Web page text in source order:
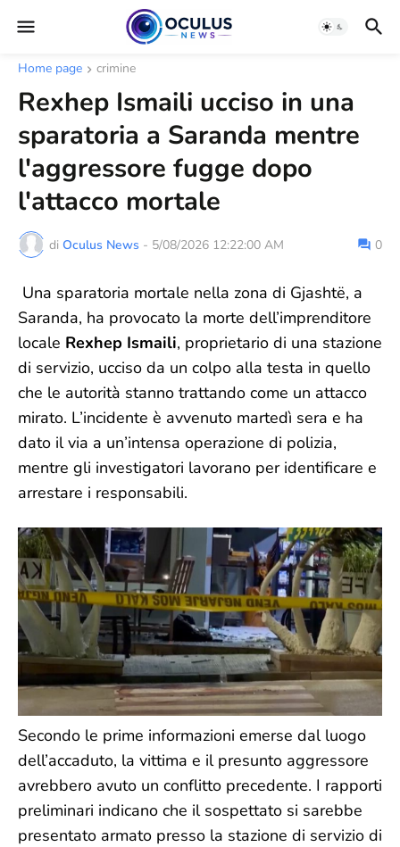
Home page crimine
Rexhep Ismaili ucciso in una
sparatoria a Saranda mentre
l'aggressore fugge dopo
l'attacco mortale
di Oculus News - 5/08/2026 12:22:00 AM 0
Una sparatoria mortale nella zona di Gjashtë, a
Saranda, ha provocato la morte dell’imprenditore
locale Rexhep Ismaili, proprietario di una stazione
di servizio, ucciso da un colpo alla testa in quello
che le autorità stanno trattando come un attacco
mirato. L’incidente è avvenuto martedì sera e ha
dato il via a un’intensa operazione di polizia,
mentre gli investigatori lavorano per identificare e
arrestare i responsabili.
Secondo le prime informazioni emerse dal luogo
dell’accaduto, la vittima e il presunto aggressore
avrebbero avuto un conflitto precedente. I rapporti
preliminari indicano che il sospettato si sarebbe
presentato armato presso la stazione di servizio di